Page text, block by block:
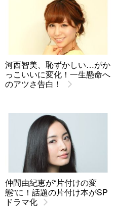
河西智美、恥ずかしい…がか
っこいいに変化！一生懸命へ
のアツさ告白！
仲間由紀恵が“片付けの変
態”に！話題の片付け本がSP
ドラマ化